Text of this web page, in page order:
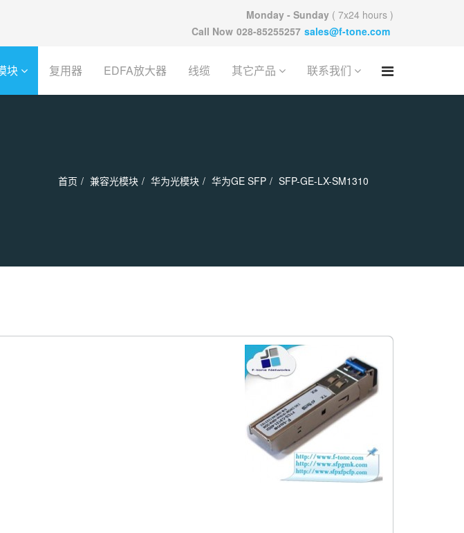
Monday - Sunday ( 7x24 hours )
Call Now 028-85255257 sales@f-tone.com
块 复用器 EDFA放大器 线缆 其它产品 联系我们
首页 兼容光模块 华为光模块 华为GE SFP SFP-GE-LX-SM1310